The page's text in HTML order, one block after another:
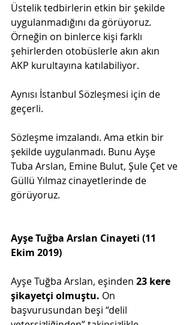
Üstelik tedbirlerin etkin bir şekilde
uygulanmadığını da görüyoruz.
Örneğin on binlerce kişi farklı
şehirlerden otobüslerle akın akın
AKP kurultayına katılabiliyor.
Aynısı İstanbul Sözleşmesi için de
geçerli.
Sözleşme imzalandı. Ama etkin bir
şekilde uygulanmadı. Bunu Ayşe
Tuba Arslan, Emine Bulut, Şule Çet ve
Güllü Yılmaz cinayetlerinde de
görüyoruz.
Ayşe Tuğba Arslan Cinayeti (11
Ekim 2019)
Ayşe Tuğba Arslan, eşinden 23 kere
şikayetçi olmuştu. On
başvurusundan beşi “delil